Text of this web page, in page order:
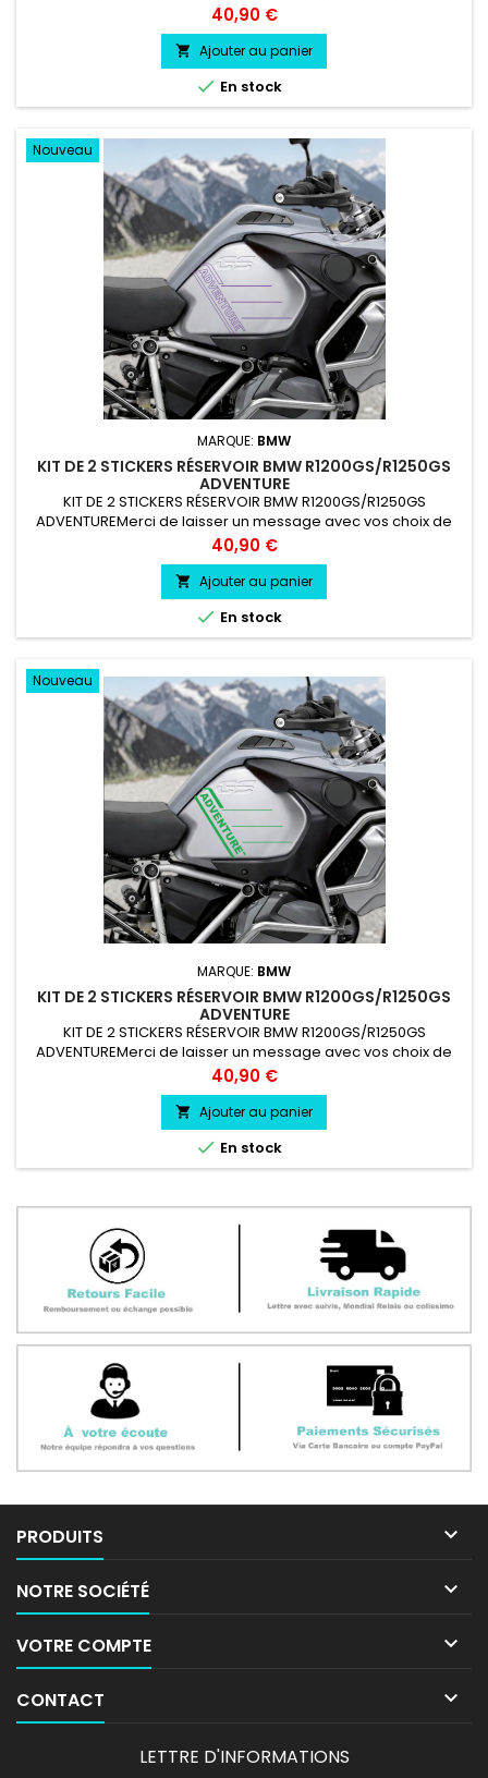
couleur lors de la commande COULEUR AU CHOIX vinyle
professionnel très résistant résiste a l'eau, essence, chaleur,
froid.
Prix
40,90 €
 Ajouter au panier
 En stock
Nouveau
MARQUE: BMW
KIT DE 2 STICKERS RÉSERVOIR BMW R1200GS/R1250GS
ADVENTURE
KIT DE 2 STICKERS RÉSERVOIR BMW R1200GS/R1250GS
ADVENTUREMerci de laisser un message avec vos choix de
couleur lors de la commande COULEUR AU CHOIX vinyle
professionnel très résistant résiste a l'eau, essence, chaleur,
froid.
Prix
40,90 €
 Ajouter au panier
 En stock
Nouveau
MARQUE: BMW
KIT DE 2 STICKERS RÉSERVOIR BMW R1200GS/R1250GS
ADVENTURE
KIT DE 2 STICKERS RÉSERVOIR BMW R1200GS/R1250GS
ADVENTUREMerci de laisser un message avec vos choix de
couleur lors de la commande COULEUR AU CHOIX vinyle
professionnel très résistant résiste a l'eau, essence, chaleur,
froid.
Prix
40,90 €
 Ajouter au panier
 En stock
PRODUITS 
NOTRE SOCIÉTÉ 
VOTRE COMPTE 
CONTACT 
LETTRE D'INFORMATIONS